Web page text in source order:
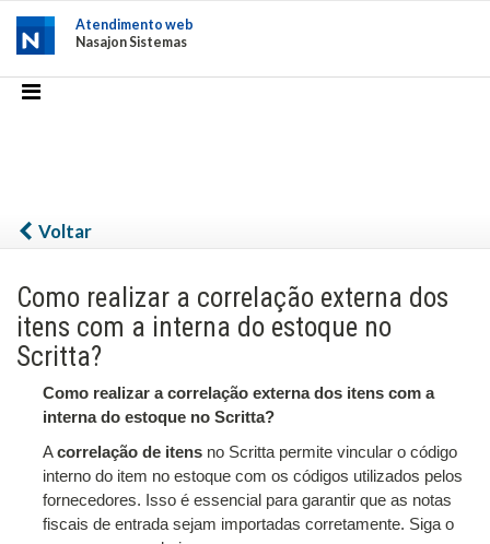
Atendimento web
Nasajon Sistemas
Voltar
Como realizar a correlação externa dos
itens com a interna do estoque no
Scritta?
Como realizar a correlação externa dos itens com a
interna do estoque no Scritta?
Acorrelação de itens no Scritta permite vincular o código
interno do item no estoque com os códigos utilizados pelos
fornecedores. Isso é essencial para garantir que as notas
fiscais de entrada sejam importadas corretamente. Siga o